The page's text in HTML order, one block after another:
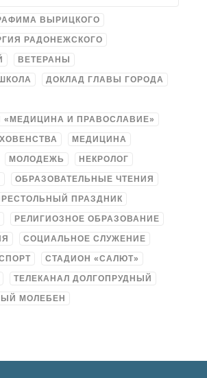
ВЫРИЦКОГО
РАДОНЕЖСКОГО
ВЕТЕРАНЫ
ДОКЛАД ГЛАВЫ ГОРОДА
«МЕДИЦИНА И ПРАВОСЛАВИЕ»
МЕДИЦИНА
МОЛОДЕЖЬ НЕКРОЛОГ
ОБРАЗОВАТЕЛЬНЫЕ ЧТЕНИЯ
ПРАЗДНИК
РЕЛИГИОЗНОЕ ОБРАЗОВАНИЕ
СОЦИАЛЬНОЕ СЛУЖЕНИЕ
СТАДИОН «САЛЮТ»
ТЕЛЕКАНАЛ ДОЛГОПРУДНЫЙ
МОЛЕБЕН